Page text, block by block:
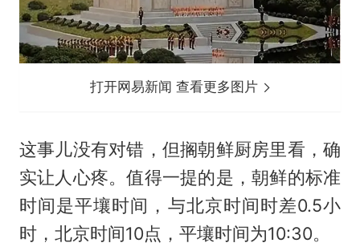
打开网易新闻 查看更多图片
这事儿没有对错，但搁朝鲜厨房里看，确
实让人心疼。值得一提的是，朝鲜的标准
时间是平壤时间，与北京时间时差0.5小
时，北京时间10点，平壤时间为10:30。